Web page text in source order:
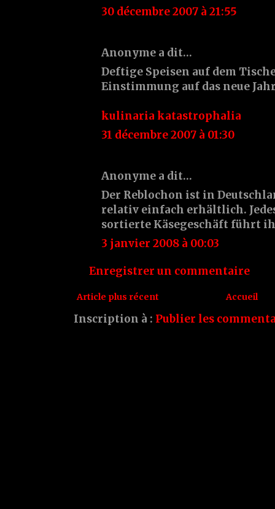
30 décembre 2007 à 21:55
Anonyme a dit…
Deftige Speisen auf dem
Einstimmung auf das neue
kulinaria katastrophalia
31 décembre 2007 à 01:30
Anonyme a dit…
Der Reblochon ist in
relativ einfach erhältlich.
sortierte Käsegeschäft führt
3 janvier 2008 à 00:03
Enregistrer un commentaire
Article plus récent Accueil
Inscription à : Publier les